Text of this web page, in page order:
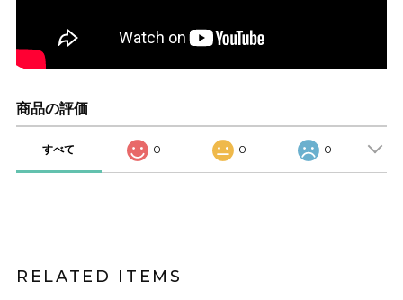
商品の評価
すべて 0 0 0
RELATED ITEMS